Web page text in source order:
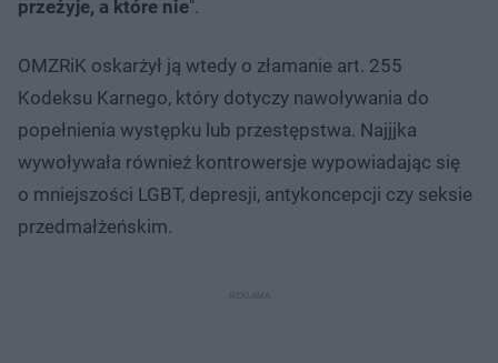
przeżyje, a które nie".
OMZRiK oskarżył ją wtedy o złamanie art. 255
Kodeksu Karnego, który dotyczy nawoływania do
popełnienia występku lub przestępstwa. Najjjka
wywoływała również kontrowersje wypowiadając się
o mniejszości LGBT, depresji, antykoncepcji czy seksie
przedmałżeńskim.